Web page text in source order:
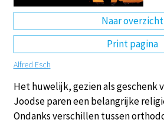
Naar overzicht
Print pagina
Alfred Esch
Het huwelijk, gezien als geschenk
Joodse paren een belangrijke
Ondanks verschillen tussen
DE EN